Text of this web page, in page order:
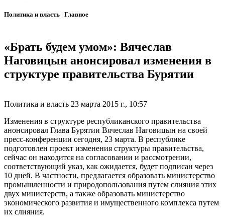
Политика и власть | Главное
«Брать будем умом»: Вячеслав
Наговицын анонсировал изменения в
структуре правительства Бурятии
Политика и власть 23 марта 2015 г., 10:57
Изменения в структуре республиканского правительства
анонсировал Глава Бурятии Вячеслав Наговицын на своей
пресс-конференции сегодня, 23 марта. В республике
подготовлен проект изменения структуры правительства,
сейчас он находится на согласовании и рассмотрении,
соответствующий указ, как ожидается, будет подписан через
10 дней. В частности, предлагается образовать министерство
промышленности и природопользования путем слияния этих
двух министерств, а также образовать министерство
экономического развития и имущественного комплекса путем
их слияния.